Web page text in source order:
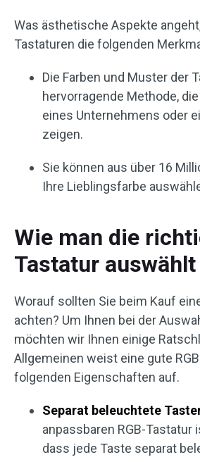
Was ästhetische Aspekte
Tastaturen die folgenden
Die Farben und Muster der
hervorragende Methode,
eines Unternehmens oder
zeigen.
Sie können aus über 16
Ihre Lieblingsfarbe
Wie man die
Tastatur auswählt
Worauf sollten Sie beim Kauf
achten? Um Ihnen bei der
möchten wir Ihnen einige
Allgemeinen weist eine gute
folgenden Eigenschaften auf.
Separat beleuchtete
anpassbaren RGB-Tastatur
dass jede Taste separat